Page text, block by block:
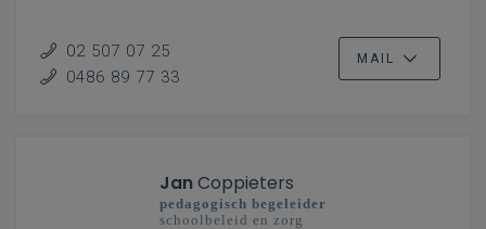
02 507 07 25
0486 89 77 33
MAIL
JanCoppieters
pedagogisch begeleider
schoolbeleid en zorg